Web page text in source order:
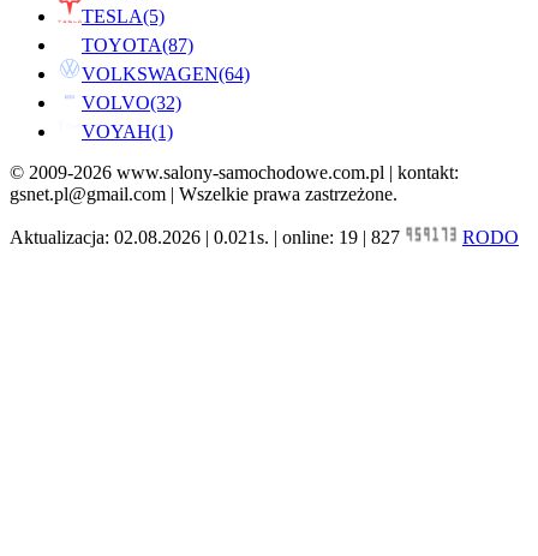
TESLA(5)
TOYOTA(87)
VOLKSWAGEN(64)
VOLVO(32)
VOYAH(1)
© 2009-2026 www.salony-samochodowe.com.pl | kontakt:
gsnet.pl@gmail.com | Wszelkie prawa zastrzeżone.
Aktualizacja: 02.08.2026 | 0.021s. | online: 19 | 827 RODO